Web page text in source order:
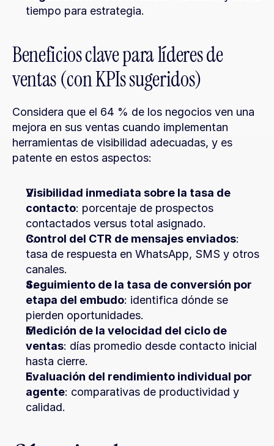
tiempo para estrategia.
Beneficios clave para líderes de
ventas (con KPIs sugeridos)
Considera que el 64 % de los negocios ven una
mejora en sus ventas cuando implementan
herramientas de visibilidad adecuadas, y es
patente en estos aspectos:
Visibilidad inmediata sobre la tasa de
contacto: porcentaje de prospectos
contactados versus total asignado.
Control del CTR de mensajes enviados:
tasa de respuesta en WhatsApp, SMS y otros
canales.
Seguimiento de la tasa de conversión por
etapa del embudo: identifica dónde se
pierden oportunidades.
Medición de la velocidad del ciclo de
ventas: días promedio desde contacto inicial
hasta cierre.
Evaluación del rendimiento individual por
agente: comparativas de productividad y
calidad.